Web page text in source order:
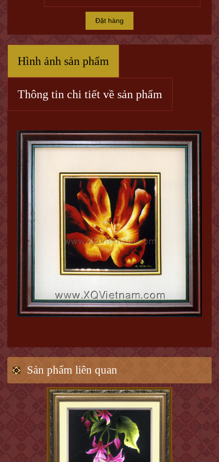
Đặt hàng
Hình ảnh sản phẩm
Thông tin chi tiết về sản phẩm
Sản phẩm liên quan